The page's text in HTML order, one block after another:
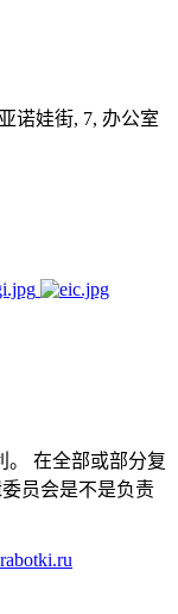
诺娃街, 7, 办公室
。 在全部或部分复
员会是不是负责